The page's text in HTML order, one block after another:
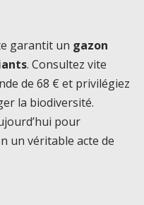
garantit un gazon
. Consultez vite
de 68 € et privilégiez
la biodiversité.
pour
un véritable acte de